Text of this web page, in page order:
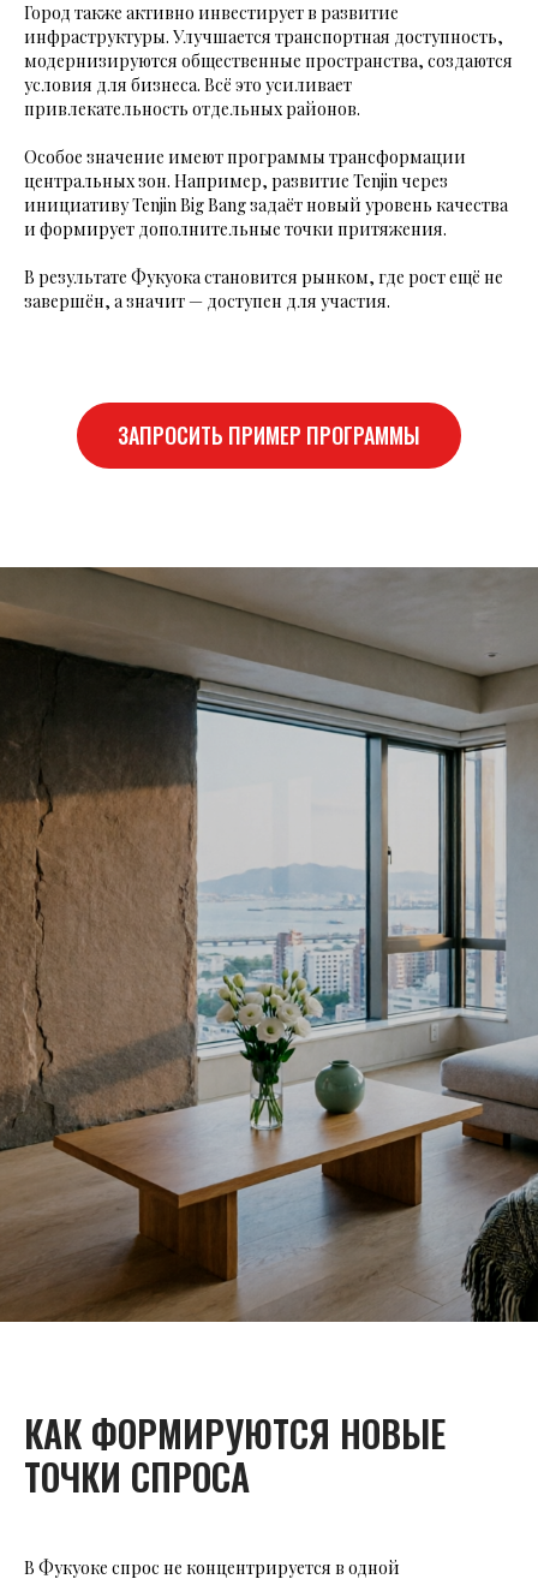
Город также активно инвестирует в развитие
инфраструктуры. Улучшается транспортная доступность,
модернизируются общественные пространства, создаются
условия для бизнеса. Всё это усиливает
привлекательность отдельных районов.
Особое значение имеют программы трансформации
центральных зон. Например, развитие Tenjin через
инициативу Tenjin Big Bang задаёт новый уровень качества
и формирует дополнительные точки притяжения.
В результате Фукуока становится рынком, где рост ещё не
завершён, а значит — доступен для участия.
ЗАПРОСИТЬ ПРИМЕР ПРОГРАММЫ
КАК ФОРМИРУЮТСЯ НОВЫЕ
ТОЧКИ СПРОСА
В Фукуоке спрос не концентрируется в одной